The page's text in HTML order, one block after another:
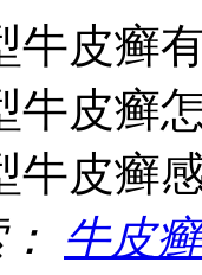
牛皮癣
牛皮癣
牛皮癣
牛皮